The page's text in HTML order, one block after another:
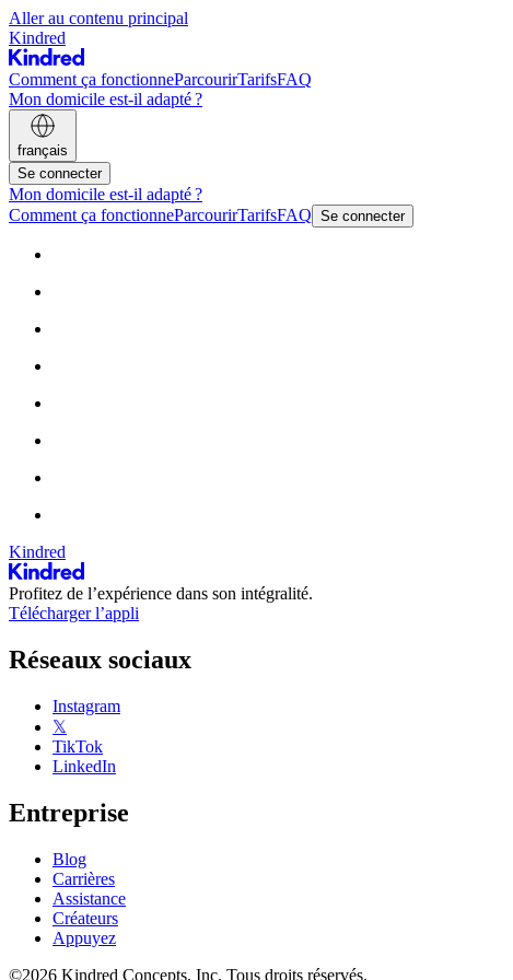
Aller au contenu principal
Kindred
Comment ça fonctionneParcourirTarifsFAQ
Mon domicile est-il adapté ?
français
Se connecter
Mon domicile est-il adapté ?
Comment ça fonctionneParcourirTarifsFAQ Se connecter
Kindred
Profitez de l’expérience dans son intégralité.
Télécharger l’appli
Réseaux sociaux
Instagram
𝕏
TikTok
LinkedIn
Entreprise
Blog
Carrières
Assistance
Créateurs
Appuyez
©2026 Kindred Concepts, Inc. Tous droits réservés.